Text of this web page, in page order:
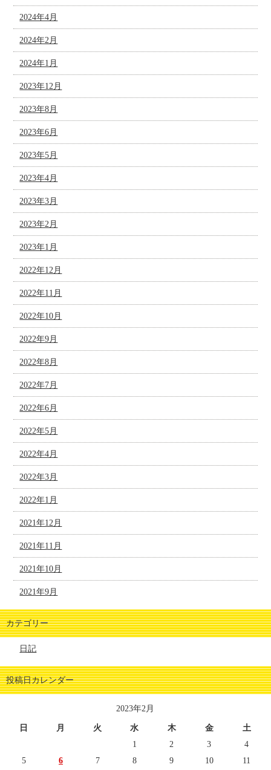
2024年4月
2024年2月
2024年1月
2023年12月
2023年8月
2023年6月
2023年5月
2023年4月
2023年3月
2023年2月
2023年1月
2022年12月
2022年11月
2022年10月
2022年9月
2022年8月
2022年7月
2022年6月
2022年5月
2022年4月
2022年3月
2022年1月
2021年12月
2021年11月
2021年10月
2021年9月
カテゴリー
日記
投稿日カレンダー
2023年2月
日 月 火 水 木 金
土
1
2 3
4
5
6 7 8 9 10 11